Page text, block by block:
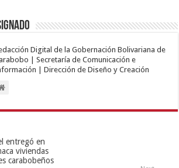
Digital de la Gobernación Bolivariana de
| Secretaría de Comunicación e
| Dirección de Diseño y Creación
entregó en
viviendas
carabobeños